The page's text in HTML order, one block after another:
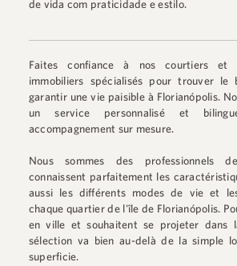
de vida com praticidade e estilo.
Faites confiance à nos courtiers et
immobiliers spécialisés pour trouver
garantir une vie paisible à Florianópolis.
un service personnalisé et
accompagnement sur mesure.
Nous sommes des professionnels
connaissent parfaitement les
aussi les différents modes de vie et
chaque quartier de l'île de Florianópolis.
en ville et souhaitent se projeter dans
sélection va bien au-delà de la simple
superficie.